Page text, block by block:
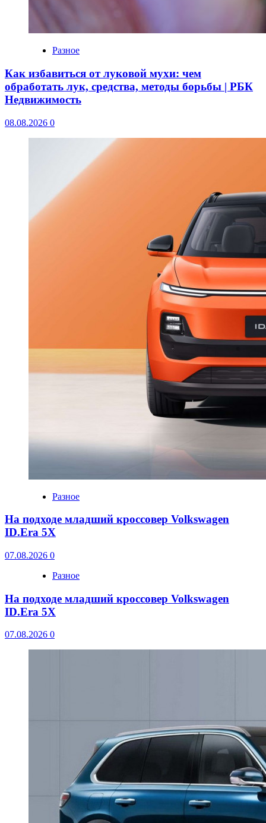
Разное
Как избавиться от луковой мухи: чем
обработать лук, средства, методы борьбы | РБК
Недвижимость
08.08.2026 0
Разное
На подходе младший кроссовер Volkswagen
ID.Era 5X
07.08.2026 0
Разное
На подходе младший кроссовер Volkswagen
ID.Era 5X
07.08.2026 0